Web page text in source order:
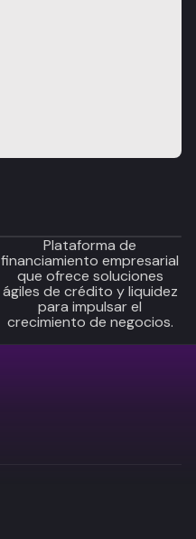
Plataforma de
financiamiento empresarial
que ofrece soluciones
ágiles de crédito y liquidez
para impulsar el
crecimiento de negocios.